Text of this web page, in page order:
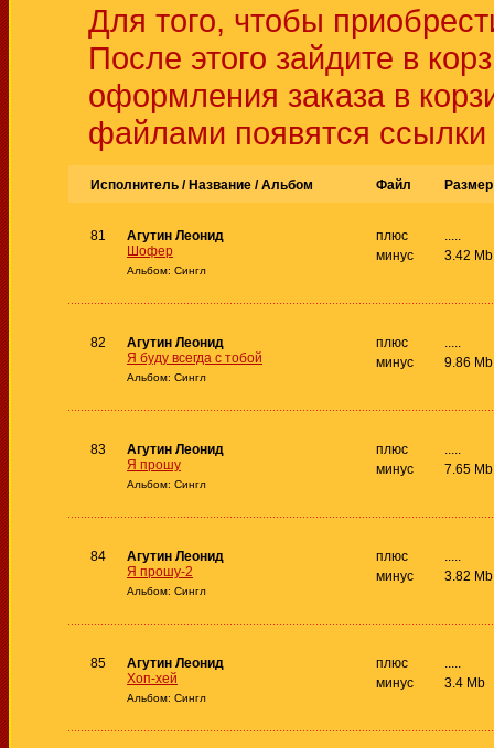
Для того, чтобы
После этого зайдите в
оформления заказа в
файлами появятся ссылки
Исполнитель / Название /Альбом Файл Размер
81
Агутин Леонид
Шофер
Альбом: Сингл
плюс
минус
3.42 Mb
82
Агутин Леонид
Я буду всегда с тобой
Альбом: Сингл
плюс
минус
9.86 Mb
83
Агутин Леонид
Я прошу
Альбом: Сингл
плюс
минус
7.65 Mb
84
Агутин Леонид
Я прошу-2
Альбом: Сингл
плюс
минус
3.82 Mb
85
Агутин Леонид
Хоп-хей
Альбом: Сингл
плюс
минус
3.4 Mb